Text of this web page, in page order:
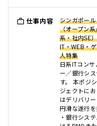
仕事内容
シンガポー
（オープン
系・社内SE
IT・WEB・
人特集
日系ITコン
ー／銀行シ
す。 本ポジ
ジェクトに
はデリバリ
円滑な遂行を
・銀行シス